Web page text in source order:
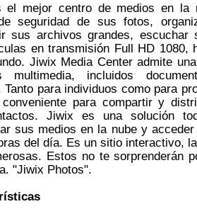
el mejor centro de medios en la
seguridad de sus fotos,
sus archivos grandes,
en transmisión Full HD 1080,
Jiwix Media Center admite
multimedia, incluidos
Tanto para individuos como para
para compartir y
Jiwix es una solución
sus medios en la nube y
del día. Es un sitio interactivo,
Estos no te sorprenderán
"Jiwix Photos".